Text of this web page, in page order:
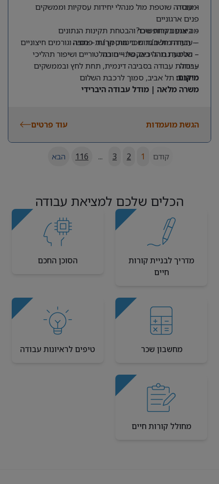
ומנוסה
– עבודה שוטפת מול מנהלי יחידות עסקיות וממשקים
פנים ארגוניים
– ביצוע בקרות שכר והבטחת תקינות הנתונים
– עבודה מול חברות ביטוח, קרנות פנסיה וגורמים חיצוניים
– הטמעת תהליכים, שינויים רגולטוריים ושיפור תהליכי
עבודה
מה אנחנו מחפשים?
– תעודת חשב/ת שכר מוסמך/ת – חובה
– שליטה גבוהה באקסל – חובה
– יכולת עבודה בסביבה דינמית, תחת לחץ ובממשקים
מרובים
מיקום: תל אביב, סמוך לרכבת השלום
משרה מלאה | מודל עבודה היברידי
הגשת מועמדות עוד פרטים
קודם 1
2
3
...
116 הבא
הכלים שלכם למציאת עבודה
מדריך לבניית קורות
חיים
הסוכן החכם
מחשבון שכר טיפים לראיונות עבודה
מחולל קורות חיים